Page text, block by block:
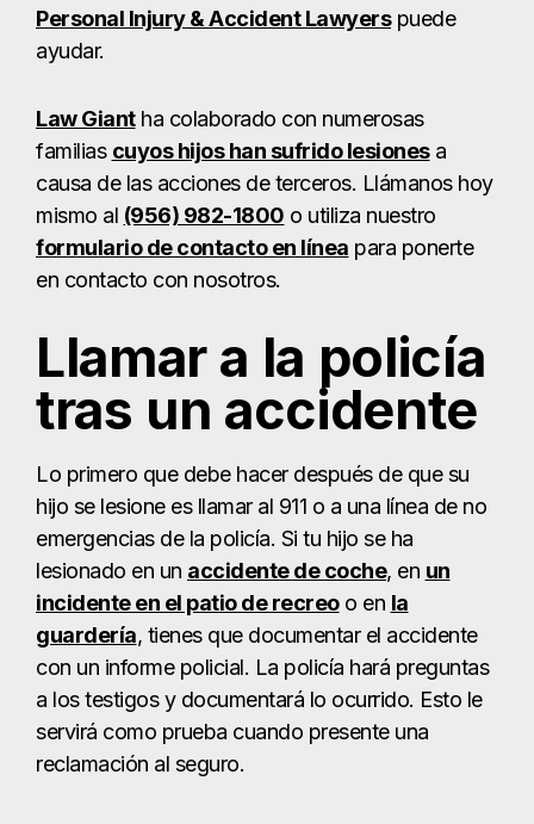
Personal Injury & Accident Lawyerspuede
ayudar.
Law Giantha colaborado con numerosas
familias cuyos hijos han sufrido lesionesa
causa de las acciones de terceros. Llámanos hoy
mismo al (956) 982-1800 o utiliza nuestro
formulario de contacto en línea para ponerte
en contacto con nosotros.
Llamar a la policía
tras un accidente
Lo primero que debe hacer después de que su
hijo se lesione es llamar al 911 o a una línea de no
emergencias de la policía. Si tu hijo se ha
lesionado en un accidente de coche, en un
incidente en el patio de recreoo en la
guardería, tienes que documentar el accidente
con un informe policial. La policía hará preguntas
a los testigos y documentará lo ocurrido. Esto le
servirá como prueba cuando presente una
reclamación al seguro.